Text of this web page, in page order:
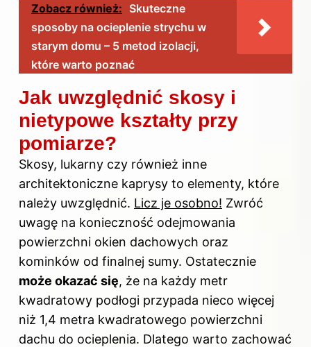
Zobacz również: Skuteczne
sposoby na ocieplenie strychu w
starym domu – 5 metod izolacji,
które warto poznać
Jak uwzględnić skosy i
nietypowe kształty przy
pomiarze?
Skosy, lukarny czy również inne
architektoniczne kaprysy to elementy, które
należy uwzględnić. Licz je osobno! Zwróć
uwagę na konieczność odejmowania
powierzchni okien dachowych oraz
kominków od finalnej sumy. Ostatecznie
może okazać się, że na każdy metr
kwadratowy podłogi przypada nieco więcej
niż 1,4 metra kwadratowego powierzchni
dachu do ocieplenia. Dlatego warto zachować